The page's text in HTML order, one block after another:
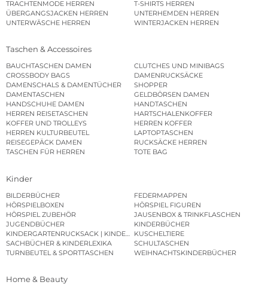
TRACHTENMODE HERREN
T-SHIRTS HERREN
ÜBERGANGSJACKEN HERREN
UNTERHEMDEN HERREN
UNTERWÄSCHE HERREN
WINTERJACKEN HERREN
Taschen & Accessoires
BAUCHTASCHEN DAMEN
CLUTCHES UND MINIBAGS
CROSSBODY BAGS
DAMENRUCKSÄCKE
DAMENSCHALS & DAMENTÜCHER
SHOPPER
DAMENTASCHEN
GELDBÖRSEN DAMEN
HANDSCHUHE DAMEN
HANDTASCHEN
HERREN REISETASCHEN
HARTSCHALENKOFFER
KOFFER UND TROLLEYS
HERREN KOFFER
HERREN KULTURBEUTEL
LAPTOPTASCHEN
REISEGEPÄCK DAMEN
RUCKSÄCKE HERREN
TASCHEN FÜR HERREN
TOTE BAG
Kinder
BILDERBÜCHER
FEDERMAPPEN
HÖRSPIELBOXEN
HÖRSPIEL FIGUREN
HÖRSPIEL ZUBEHÖR
JAUSENBOX & TRINKFLASCHEN
JUGENDBÜCHER
KINDERBÜCHER
KINDERGARTENRUCKSACK | KINDERGARTENBEUTEL
KUSCHELTIERE
SACHBÜCHER & KINDERLEXIKA
SCHULTASCHEN
TURNBEUTEL & SPORTTASCHEN
WEIHNACHTSKINDERBÜCHER
Home & Beauty